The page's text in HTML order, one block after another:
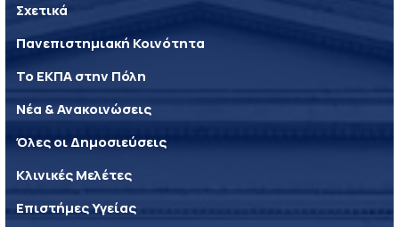
Σχετικά
Πανεπιστημιακή Κοινότητα
Το ΕΚΠΑ στην Πόλη
Νέα & Ανακοινώσεις
Όλες οι Δημοσιεύσεις
Κλινικές Μελέτες
Επιστήμες Υγείας